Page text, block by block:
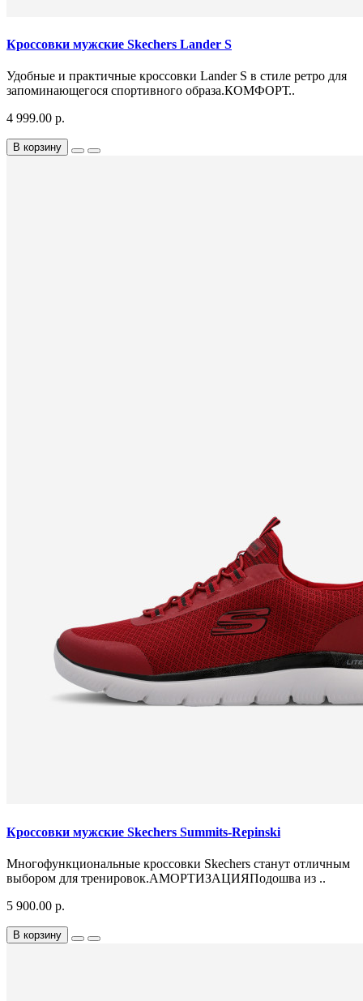
Кроссовки мужские Skechers Lander S
Удобные и практичные кроссовки Lander S в стиле ретро для
запоминающегося спортивного образа.КОМФОРТ..
4 999.00 р.
В корзину
Кроссовки мужские Skechers Summits-Repinski
Многофункциональные кроссовки Skechers станут отличным
выбором для тренировок.АМОРТИЗАЦИЯПодошва из ..
5 900.00 р.
В корзину